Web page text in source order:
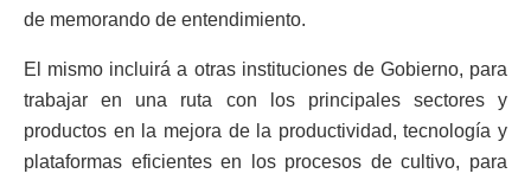
de memorando de entendimiento.
El mismo incluirá a otras instituciones de Gobierno, para
trabajar en una ruta con los principales sectores y
productos en la mejora de la productividad, tecnología y
plataformas eficientes en los procesos de cultivo, para